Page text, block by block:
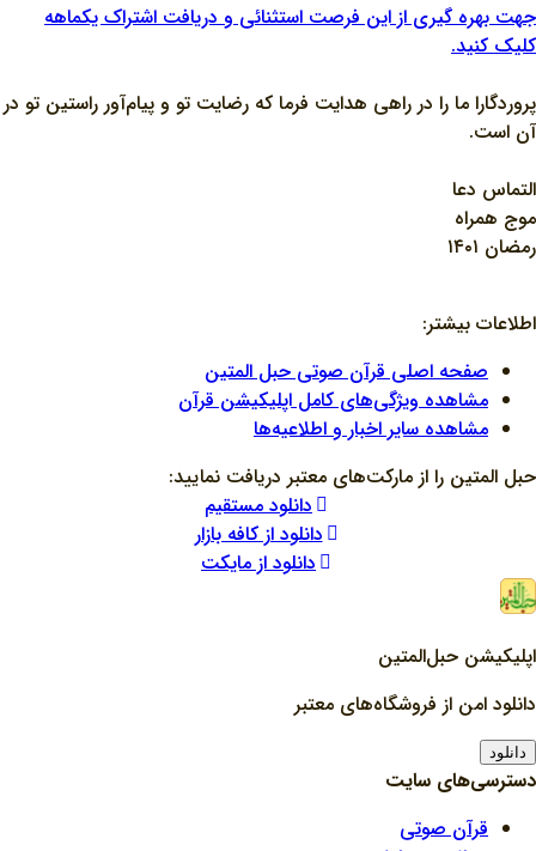
جهت بهره گیری از این فرصت استثنائی و دریافت اشتراک یکماهه
کلیک کنید.
پروردگارا ما را در راهی هدایت فرما که رضایت تو و پیام‏‌آور راستین تو در
آن است.
التماس دعا
موج همراه
رمضان ۱۴۰۱
اطلاعات بیشتر:
صفحه اصلی قرآن صوتی حبل المتین
مشاهده ویژگی‌های کامل اپلیکیشن قرآن
مشاهده سایر اخبار و اطلاعیه‌ها
حبل المتین را از مارکت‌های معتبر دریافت نمایید:
دانلود مستقیم
دانلود از کافه بازار
دانلود از مایکت
اپلیکیشن حبل‌المتین
دانلود امن از فروشگاه‌های معتبر
دانلود
دسترسی‌های سایت
قرآن صوتی